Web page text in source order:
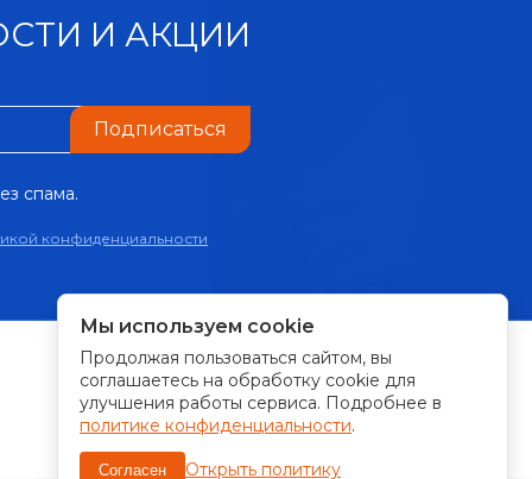
И АКЦИИ
Подписаться
спама.
конфиденциальности
ПРИНИМАЕМ К ОПЛАТЕ:
Мы используем cookie
Продолжая пользоваться сайтом, вы
соглашаетесь на обработку cookie для
улучшения работы сервиса. Подробнее в
политике конфиденциальности.
Согласен Открыть политику